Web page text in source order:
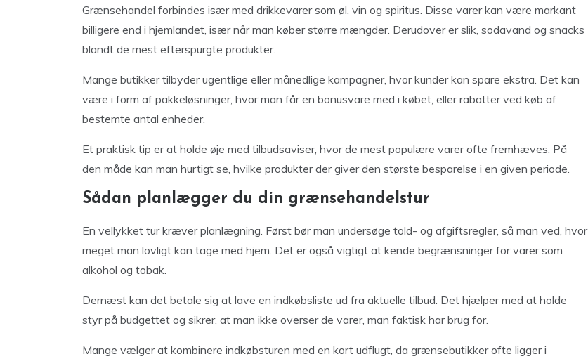
Grænsehandel forbindes især med drikkevarer som øl, vin og spiritus. Disse varer kan være markant
billigere end i hjemlandet, især når man køber større mængder. Derudover er slik, sodavand og snacks
blandt de mest efterspurgte produkter.
Mange butikker tilbyder ugentlige eller månedlige kampagner, hvor kunder kan spare ekstra. Det kan
være i form af pakkeløsninger, hvor man får en bonusvare med i købet, eller rabatter ved køb af
bestemte antal enheder.
Et praktisk tip er at holde øje med tilbudsaviser, hvor de mest populære varer ofte fremhæves. På
den måde kan man hurtigt se, hvilke produkter der giver den største besparelse i en given periode.
Sådan planlægger du din grænsehandelstur
En vellykket tur kræver planlægning. Først bør man undersøge told- og afgiftsregler, så man ved, hvor
meget man lovligt kan tage med hjem. Det er også vigtigt at kende begrænsninger for varer som
alkohol og tobak.
Dernæst kan det betale sig at lave en indkøbsliste ud fra aktuelle tilbud. Det hjælper med at holde
styr på budgettet og sikrer, at man ikke overser de varer, man faktisk har brug for.
Mange vælger at kombinere indkøbsturen med en kort udflugt, da grænsebutikker ofte ligger i